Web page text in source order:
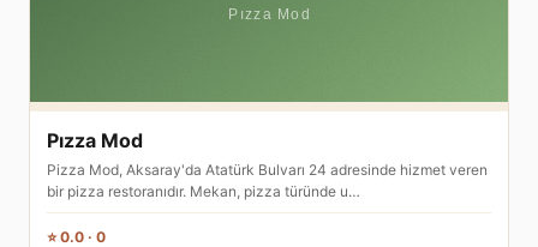
Pızza Mod
Pizza Mod, Aksaray'da Atatürk Bulvarı 24 adresinde hizmet veren
bir pizza restoranıdır. Mekan, pizza türünde u…
⭐ 0.0 · 0